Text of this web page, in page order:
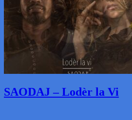
SAODAJ – Lodèr la Vi